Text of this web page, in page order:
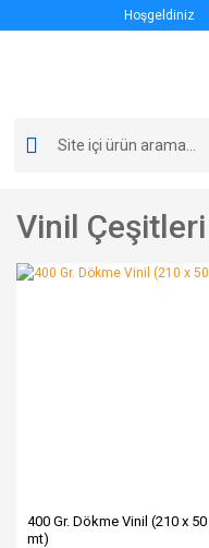
Hoşgeldiniz
Vinil Çeşitleri
400 Gr. Dökme Vinil (210 x 50
mt)